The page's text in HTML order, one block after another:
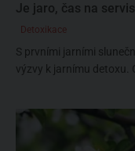
Je jaro, čas na
Detoxikace
S prvními jarními
výzvy k jarnímu detoxu.